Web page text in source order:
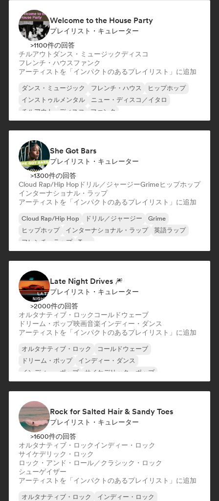
Welcome to the House Party
プレイリスト・キュレーター
>1100件の回答
チルアウト ダンス・ミュージックディスコ
フレンチ・ハウスファンク
アーティストを「インパクトのあるプレイリスト」に追加
ダンス・ミュージック フレンチ・ハウス
ヒップホップ
インストゥルメンタル
ニュー・ディスコ／イタロ
チルアウト
ディスコ ファンク
She Got Bars
プレイリスト・キュレーター
>1300件の回答
Cloud Rap/Hip Hop ドリル／ジャージーGrimeヒップホップ
インターナショナル・ラップ
アーティストを「インパクトのあるプレイリスト」に追加
Cloud Rap/Hip Hop ドリル／ジャージー
Grime
ヒップホップ
インターナショナル・ラップ
英語ラップ
フレンチ・ラップ
Trap
Late Night Drives 🎆
プレイリスト・キュレーター
>2000件の回答
オルタナティブ・ロック コールドウェーブ
ドリーム・ポップ映画音楽インディー・ダンス
アーティストを「インパクトのあるプレイリスト」に追加
オルタナティブ・ロック
コールドウェーブ
ドリーム・ポップ
インディー・ダンス
インディー・ポップ
サイケデリック・ポップ
Rock for Salted Hair & Sandy Toes
プレイリスト・キュレーター
>1600件の回答
オルタナティブ・ロックインディー・ロック
サイケデリック・ロック
ロック・アンド・ロール／クラシック・ロック
シューゲイザー
アーティストを「インパクトのあるプレイリスト」に追加
オルタナティブ・ロック
インディー・ロック